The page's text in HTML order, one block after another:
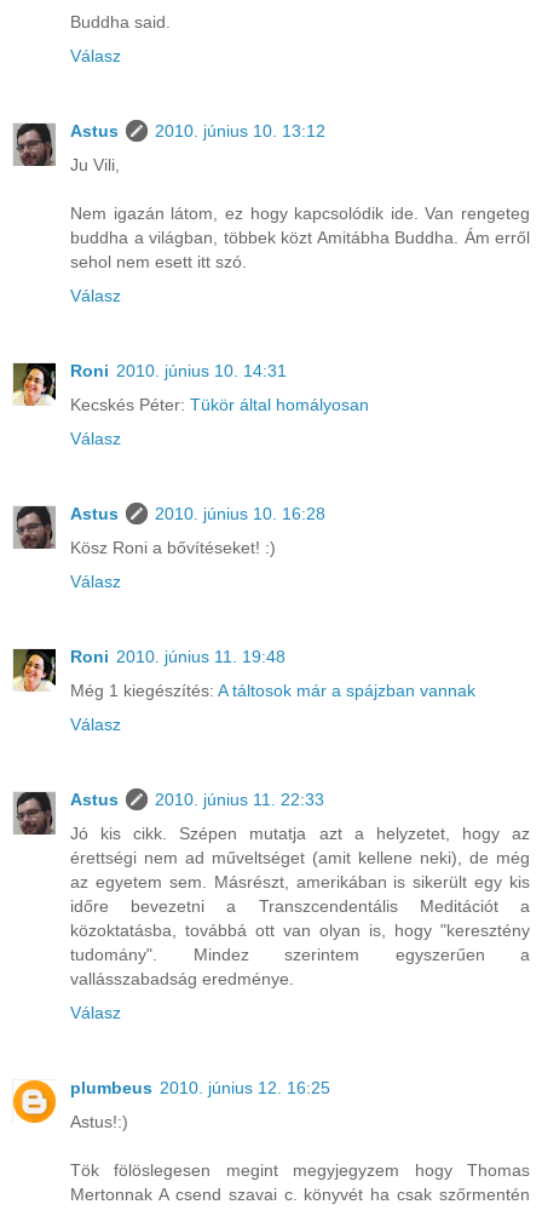
Buddha said.
Válasz
Astus
2010. június 10. 13:12
Ju Vili,
Nem igazán látom, ez hogy kapcsolódik ide. Van rengeteg
buddha a világban, többek közt Amitábha Buddha. Ám erről
sehol nem esett itt szó.
Válasz
Roni 2010. június 10. 14:31
Kecskés Péter: Tükör által homályosan
Válasz
Astus
2010. június 10. 16:28
Kösz Roni a bővítéseket! :)
Válasz
Roni 2010. június 11. 19:48
Még 1 kiegészítés: A táltosok már a spájzban vannak
Válasz
Astus
2010. június 11. 22:33
Jó kis cikk. Szépen mutatja azt a helyzetet, hogy az
érettségi nem ad műveltséget (amit kellene neki), de még
az egyetem sem. Másrészt, amerikában is sikerült egy kis
időre bevezetni a Transzcendentális Meditációt a
közoktatásba, továbbá ott van olyan is, hogy "keresztény
tudomány". Mindez szerintem egyszerűen a
vallásszabadság eredménye.
Válasz
plumbeus 2010. június 12. 16:25
Astus!:)
Tök fölöslegesen megint megyjegyzem hogy Thomas
Mertonnak A csend szavai c. könyvét ha csak szőrmentén